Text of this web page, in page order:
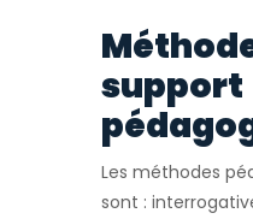
support
Les méthodes
sont :